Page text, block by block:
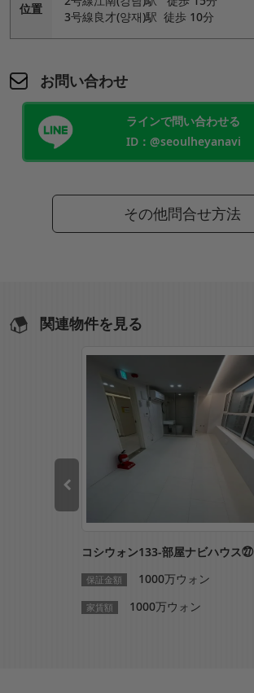
位置
3号線良才(양재)駅 徒歩 10分
お問い合わせ
ラインで問い合わせる
ID：@seoulheyanavi
その他問合せ方法
関連物件を見る
コシウォン133-部屋ナビハウス㉗
保証金額 1000万ウォン
家賃額 1000万ウォン